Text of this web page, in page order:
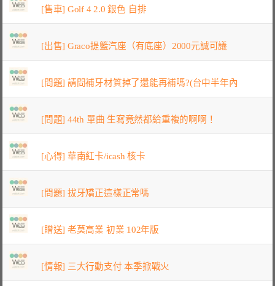
[售車] Golf 4 2.0 銀色 自排
[出售] Graco提籃汽座（有底座）2000元誠可議
[問題] 請問補牙材質掉了還能再補嗎?(台中半年內
[問題] 44th 單曲 生寫竟然都給重複的啊啊！
[心得] 華南紅卡/icash 核卡
[問題] 拔牙矯正這樣正常嗎
[贈送] 老莫高業 初業 102年版
[情報] 三大行動支付 本季掀戰火